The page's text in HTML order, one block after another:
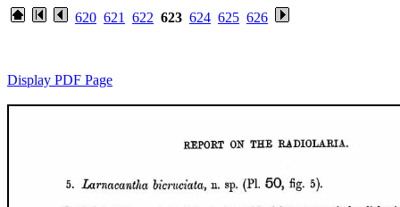
620 621 622 623 624 625 626
Display PDF Page